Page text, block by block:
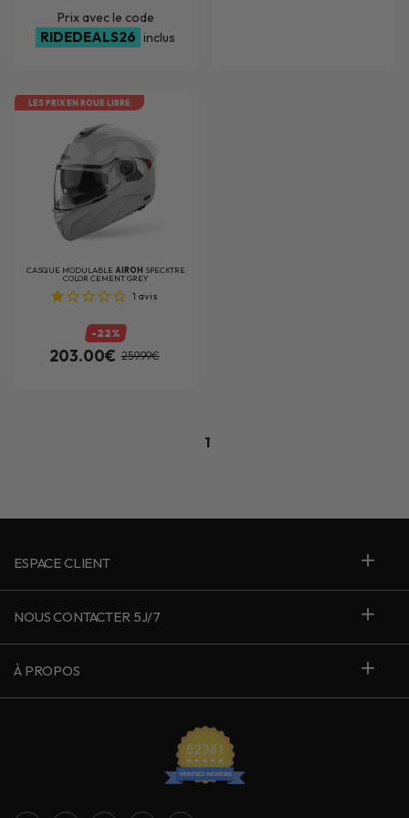
Prix avec le code
RIDEDEALS26 inclus
LES PRIX EN ROUE LIBRE
CASQUE MODULABLE AIROH SPECKTRE
COLOR CEMENT GREY
1 avis
-22%
203.00€ 259.99€
1
ESPACE CLIENT
NOUS CONTACTER 5J/7
À PROPOS